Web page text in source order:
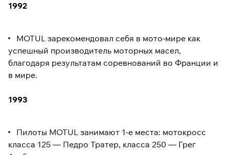
1992
MOTUL зарекомендовал себя в мото-мире как
успешный производитель моторных масел,
благодаря результатам соревнований во Франции и
в мире.
1993
Пилоты MOTUL занимают 1-е места: мотокросс
класса 125 — Педро Тратер, класса 250 — Грег